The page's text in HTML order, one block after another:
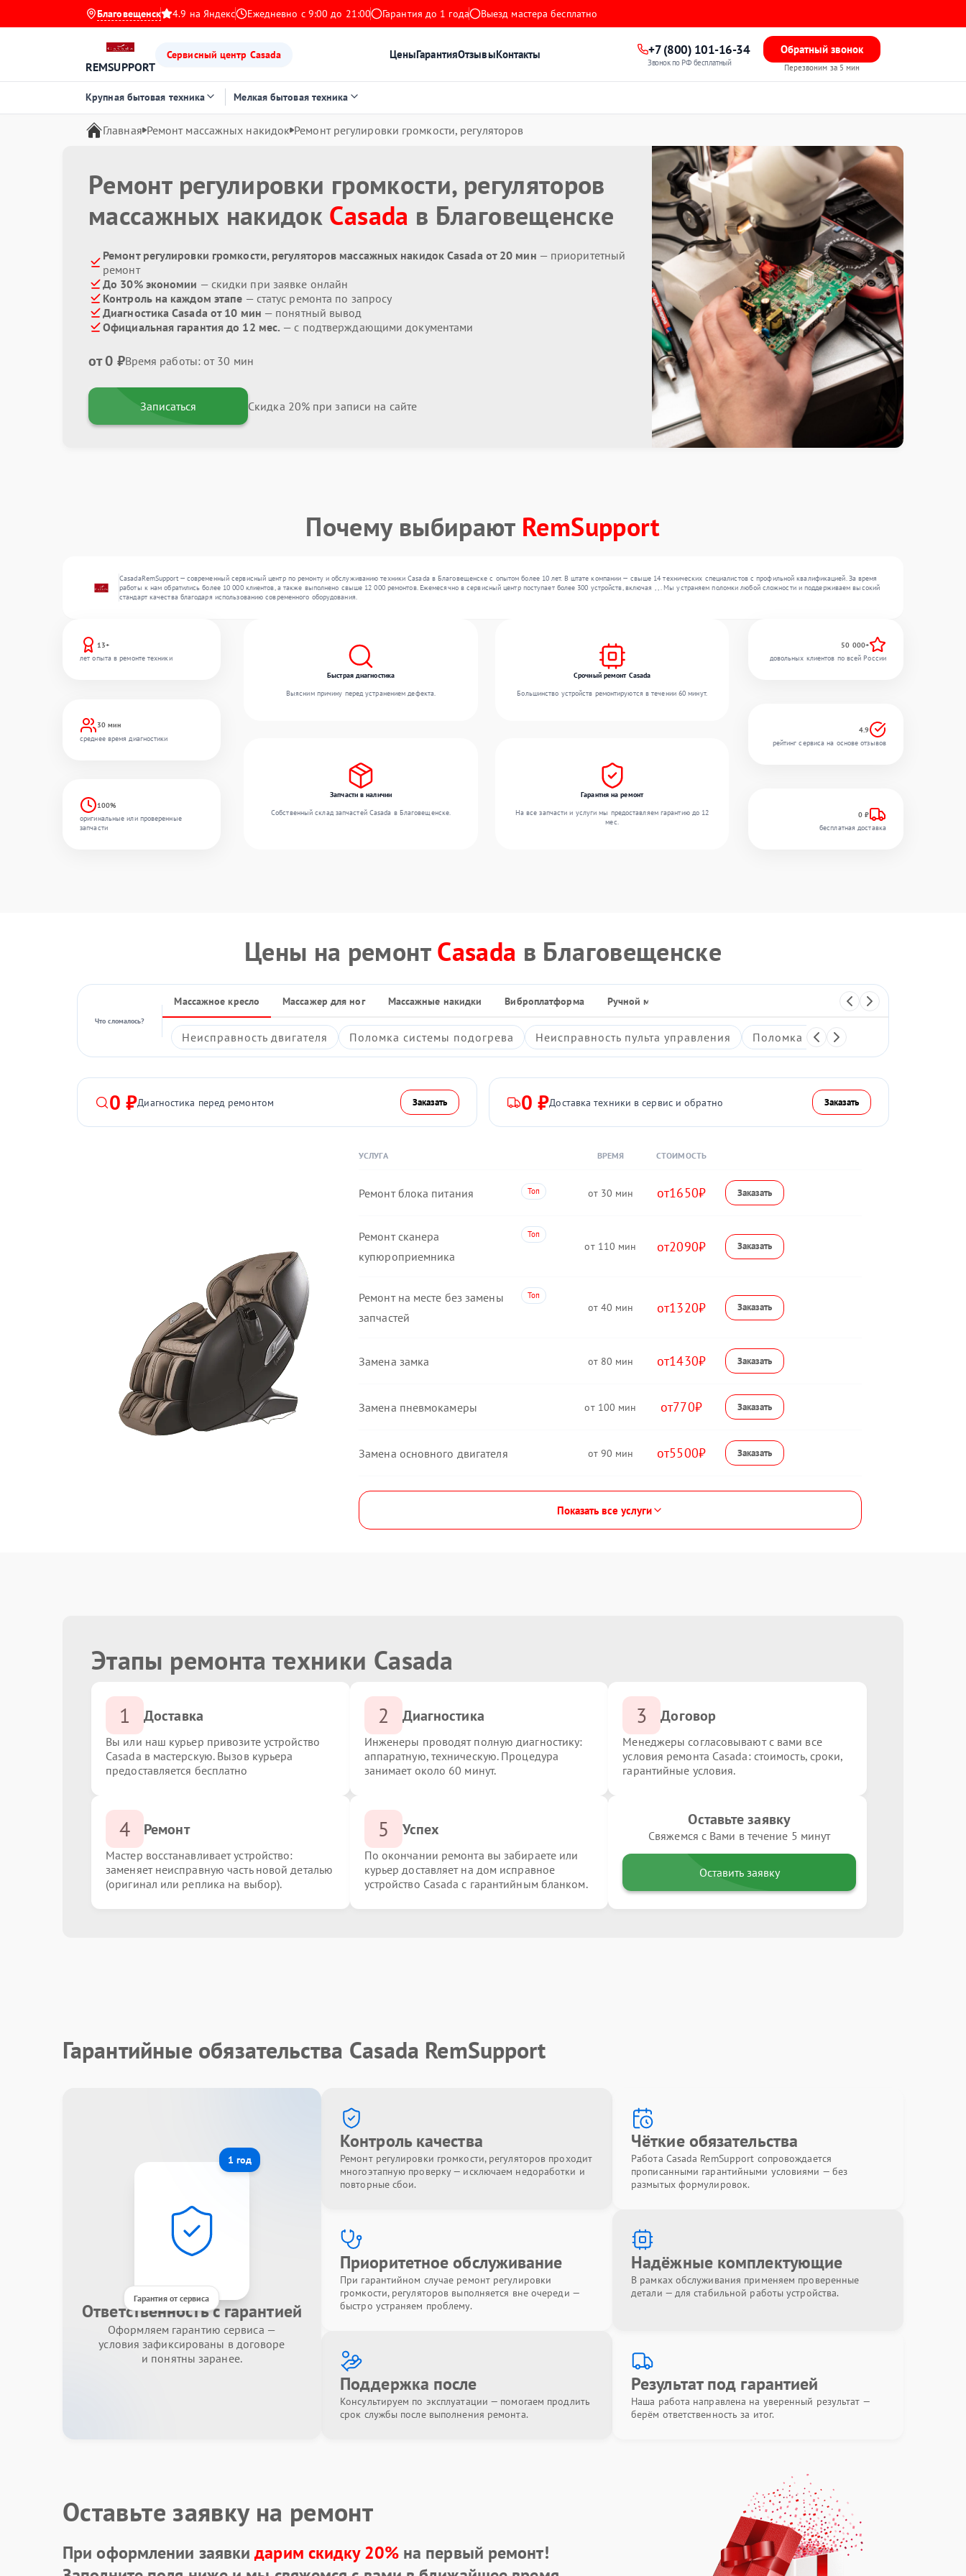
Благовещенск 4.9 на Яндекс Ежедневно с 9:00 до 21:00 Гарантия до 1 года Выезд мастера бесплатно
REMSUPPORT
Сервисный центр Casada ЦеныГарантияОтзывыКонтакты +7 (800) 101-16-34
Звонок по РФ бесплатный
Обратный звонок
Перезвоним за 5 мин
Крупная бытовая техника Мелкая бытовая техника
Главная Ремонт массажных накидок Ремонт регулировки громкости, регуляторов
Ремонт регулировки громкости, регуляторов
массажных накидок Casada в Благовещенске
Ремонт регулировки громкости, регуляторов массажных накидок Casada от 20 мин — приоритетный
ремонт
До 30% экономии — скидки при заявке онлайн
Контроль на каждом этапе — статус ремонта по запросу
Диагностика Casada от 10 мин — понятный вывод
Официальная гарантия до 12 мес. — с подтверждающими документами
от 0 ₽Время работы: от 30 мин
Записаться Скидка 20% при записи на сайте
Почему выбирают RemSupport
CasadaRemSupport — современный сервисный центр по ремонту и обслуживанию техники Casada в Благовещенске с опытом более 10 лет. В штате компании — свыше 14 технических специалистов с профильной квалификацией. За время
работы к нам обратились более 10 000 клиентов, а также выполнено свыше 12 000 ремонтов. Ежемесячно в сервисный центр поступает более 300 устройств, включая , , . Мы устраняем поломки любой сложности и поддерживаем высокий
стандарт качества благодаря использованию современного оборудования.
13+
лет опыта в ремонте техники
30 мин
среднее время диагностики
100%
оригинальные или проверенные
запчасти
Быстрая диагностика
Выясним причину перед устранением дефекта.
Срочный ремонт Casada
Большинство устройств ремонтируются в течении 60 минут.
Запчасти в наличии
Собственный склад запчастей Casada в Благовещенске.
Гарантия на ремонт
На все запчасти и услуги мы предоставляем гарантию до 12
мес.
50 000+
довольных клиентов по всей России
4.9
рейтинг сервиса на основе отзывов
0 ₽
бесплатная доставка
Цены на ремонтCasada в Благовещенске
Что сломалось?
Массажное кресло Массажер для ног Массажные накидки Виброплатформа Ручной массажер
Неисправность двигателя Поломка системы подогрева Неисправность пульта управления Поломка системы воздушной
0 ₽Диагностика перед ремонтом Заказать 0 ₽Доставка техники в сервис и обратно Заказать
УСЛУГА ВРЕМЯ СТОИМОСТЬ
Ремонт блока питания 30 1650
Ремонт сканера
купюроприемника
110 2090
Ремонт на месте без замены
запчастей
40 1320
Замена замка 80 1430
Замена пневмокамеры 100 770
Замена основного двигателя 90 5500
Показать все услуги
Этапы ремонта техники Casada
1 Доставка
Вы или наш курьер привозите устройство
Casada в мастерскую. Вызов курьера
предоставляется бесплатно
2 Диагностика
Инженеры проводят полную диагностику:
аппаратную, техническую. Процедура
занимает около 60 минут.
3 Договор
Менеджеры согласовывают с вами все
условия ремонта Casada: стоимость, сроки,
гарантийные условия.
4 Ремонт
Мастер восстанавливает устройство:
заменяет неисправную часть новой деталью
(оригинал или реплика на выбор).
5 Успех
По окончании ремонта вы забираете или
курьер доставляет на дом исправное
устройство Casada с гарантийным бланком.
Оставьте заявку
Свяжемся с Вами в течение 5 минут
Оставить заявку
Гарантийные обязательства Casada RemSupport
1 год
Гарантия от сервиса
Ответственность с гарантией
Оформляем гарантию сервиса —
условия зафиксированы в договоре
и понятны заранее.
Контроль качества
Ремонт регулировки громкости, регуляторов проходит
многоэтапную проверку — исключаем недоработки и
повторные сбои.
Чёткие обязательства
Работа Casada RemSupport сопровождается
прописанными гарантийными условиями — без
размытых формулировок.
Приоритетное обслуживание
При гарантийном случае ремонт регулировки
громкости, регуляторов выполняется вне очереди —
быстро устраняем проблему.
Надёжные комплектующие
В рамках обслуживания применяем проверенные
детали — для стабильной работы устройства.
Поддержка после
Консультируем по эксплуатации — помогаем продлить
срок службы после выполнения ремонта.
Результат под гарантией
Наша работа направлена на уверенный результат —
берём ответственность за итог.
Оставьте заявку на ремонт
При оформлении заявкидарим скидку 20%на первый ремонт!